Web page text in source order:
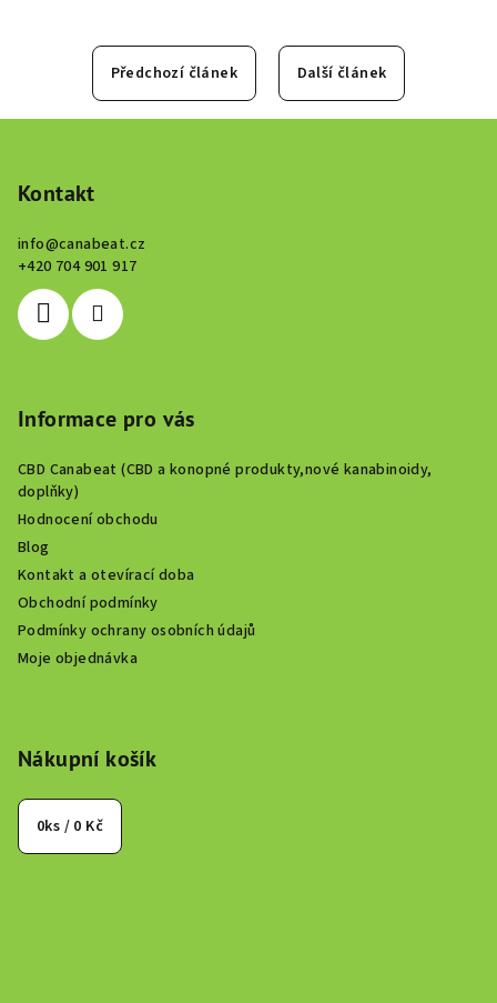
Předchozí článek Další článek
Kontakt
info@canabeat.cz
+420 704 901 917
Informace pro vás
CBD Canabeat (CBD a konopné produkty,nové kanabinoidy,
doplňky)
Hodnocení obchodu
Blog
Kontakt a otevírací doba
Obchodní podmínky
Podmínky ochrany osobních údajů
Moje objednávka
Nákupní košík
0ks / 0 Kč